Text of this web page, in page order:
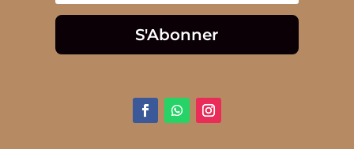
S'Abonner